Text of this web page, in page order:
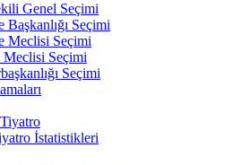
Genel Seçimi
Başkanlığı Seçimi
Meclisi Seçimi
Seçimi
Seçimi
İstatistikleri